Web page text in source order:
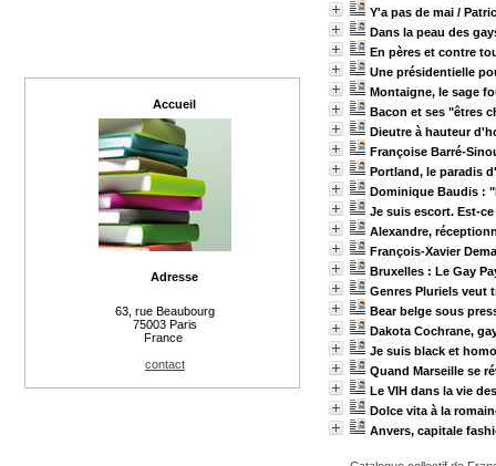
Y'a pas de mai /
Dans la peau des
En pères et contre
Une présidentielle
Montaigne, le sage
Bacon et ses "êtres
Dieutre à hauteur
Françoise Barré-
Portland, le paradis
Dominique Baudis :
Je suis escort. Est-
Alexandre,
François-Xavier
Bruxelles : Le Gay
Genres Pluriels veut
Bear belge sous
Dakota Cochrane,
Je suis black et homo
Quand Marseille se
Le VIH dans la vie
Dolce vita à la
Anvers, capitale
Accueil
Adresse
63, rue Beaubourg
75003 Paris
France
contact